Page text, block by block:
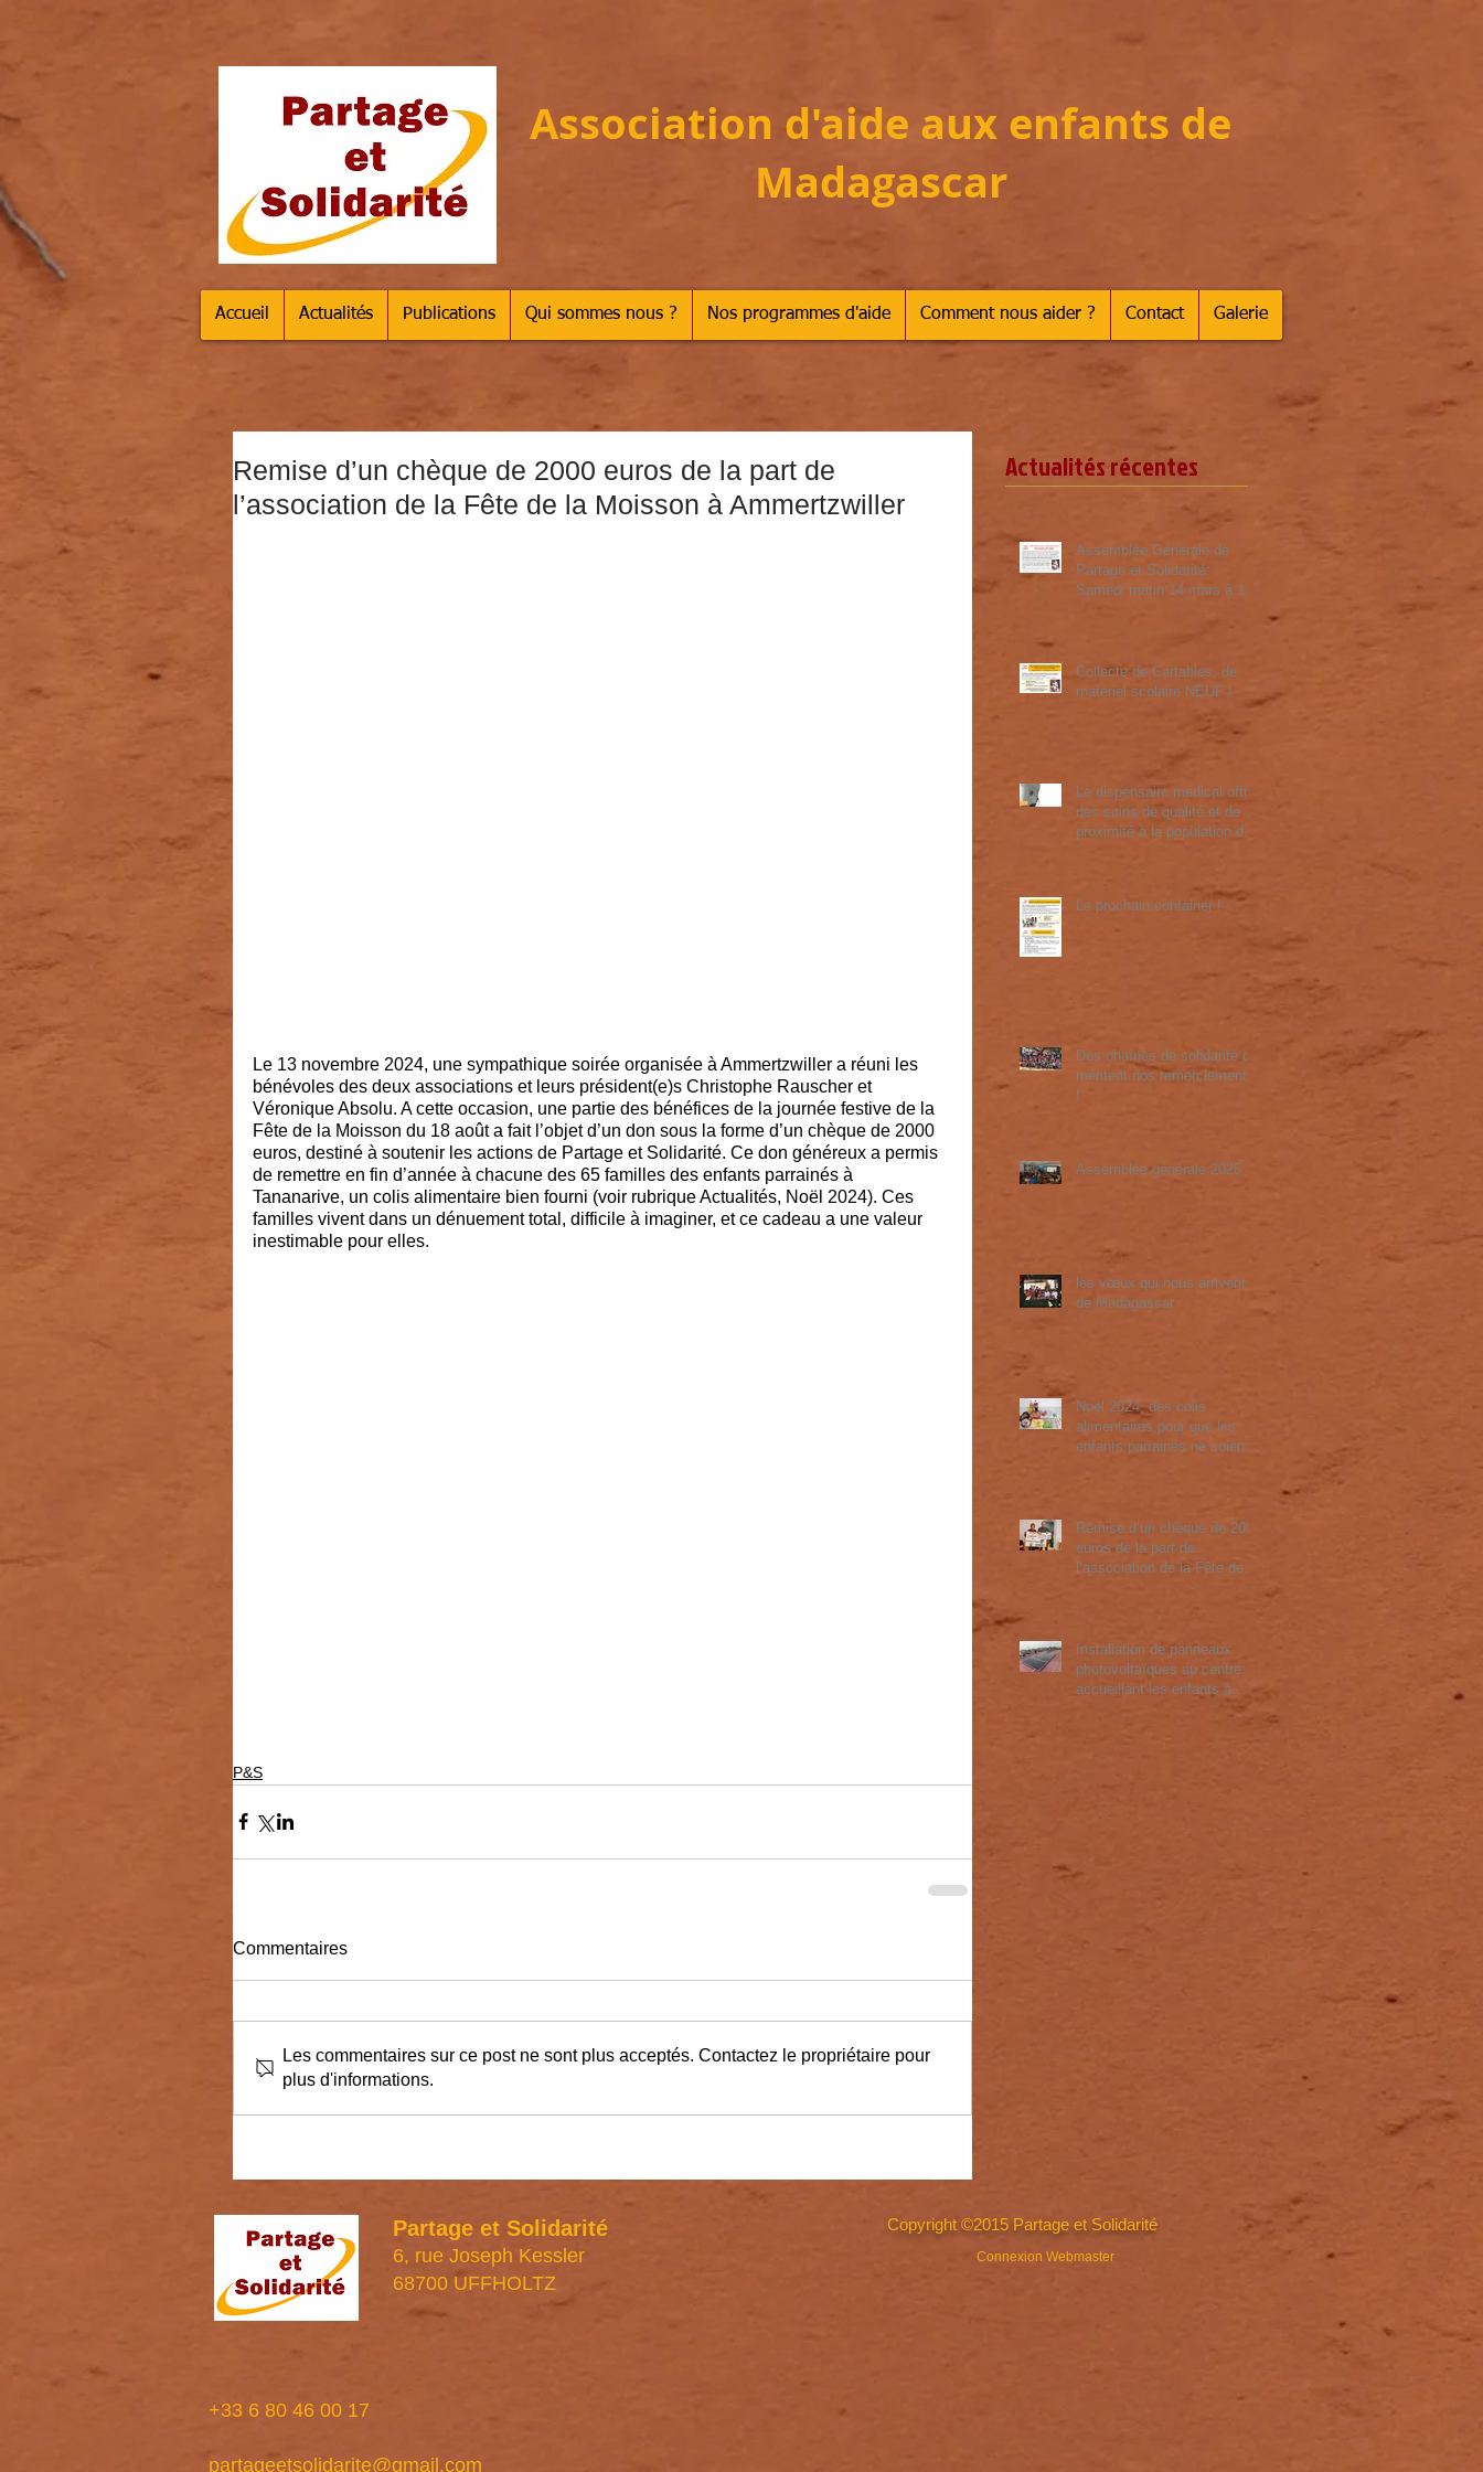
Association d'aide aux enfants de
Madagascar
Accueil Actualités Publications Qui sommes nous ? Nos programmes d'aide Comment nous aider ? Contact Galerie
Remise d’un chèque de 2000 euros de la part de
l’association de la Fête de la Moisson à Ammertzwiller
Le 13 novembre 2024, une sympathique soirée organisée à Ammertzwiller a réuni les
bénévoles des deux associations et leurs président(e)s Christophe Rauscher et
Véronique Absolu. A cette occasion, une partie des bénéfices de la journée festive de la
Fête de la Moisson du 18 août a fait l’objet d’un don sous la forme d’un chèque de 2000
euros, destiné à soutenir les actions de Partage et Solidarité. Ce don généreux a permis
de remettre en fin d’année à chacune des 65 familles des enfants parrainés à
Tananarive, un colis alimentaire bien fourni (voir rubrique Actualités, Noël 2024). Ces
familles vivent dans un dénuement total, difficile à imaginer, et ce cadeau a une valeur
inestimable pour elles.
P&S
Commentaires
Les commentaires sur ce post ne sont plus acceptés. Contactez le propriétaire pour
plus d'informations.
Actualités récentes
Assemblée Générale de
Partage et Solidarité:
Samedi matin 14 mars à 10
Collecte de Cartables, de
matériel scolaire NEUF !
Le dispensaire médical offre
des soins de qualité et de
proximité à la population de
Le prochain container !
Des chaînes de solidarité qui
méritent nos remerciements
!
Assemblée générale 2025
les vœux qui nous arrivent
de Madagascar
Noel 2024, des colis
alimentaires pour que les
enfants parrainés ne soient
Remise d’un chèque de 2000
euros de la part de
l’association de la Fête de la
Installation de panneaux
photovoltaïques au centre
accueillant les enfants à
Partage et Solidarité
6, rue Joseph Kessler
68700 UFFHOLTZ
Copyright ©2015 Partage et Solidarité
Connexion Webmaster
+33 6 80 46 00 17
partageetsolidarite@gmail.com